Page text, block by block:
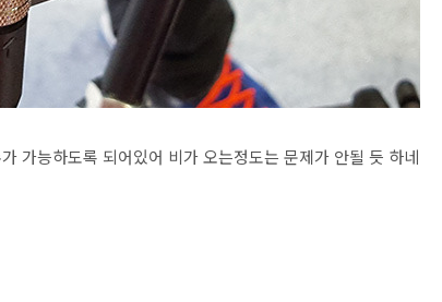
가능하도록 되어있어 비가 오는정도는 문제가 안될 듯 하네